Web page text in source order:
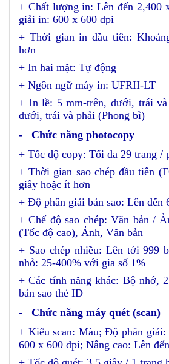
+ Chất lượng in: Lên đến 2,400
giải in: 600 x 600 dpi
+ Thời gian in đầu tiên:
hơn
+ In hai mặt: Tự động
+ Ngôn ngữ máy in: UFRII-LT
+ In lề: 5 mm-trên, dưới, trái và
dưới, trái và phải (Phong bì)
- Chức năng photocopy
+ Tốc độ copy: Tối đa 29 trang /
+ Thời gian sao chép đầu tiên
giây hoặc ít hơn
+ Độ phân giải bản sao: Lên đến
+ Chế độ sao chép: Văn bản /
(Tốc độ cao), Ảnh, Văn bản
+ Sao chép nhiều: Lên tới 999
nhỏ: 25-400% với gia số 1%
+ Các tính năng khác: Bộ nhớ,
bản sao thẻ ID
- Chức năng máy quét (scan)
+ Kiểu scan: Màu; Độ phân giải:
600 x 600 dpi; Nâng cao: Lên